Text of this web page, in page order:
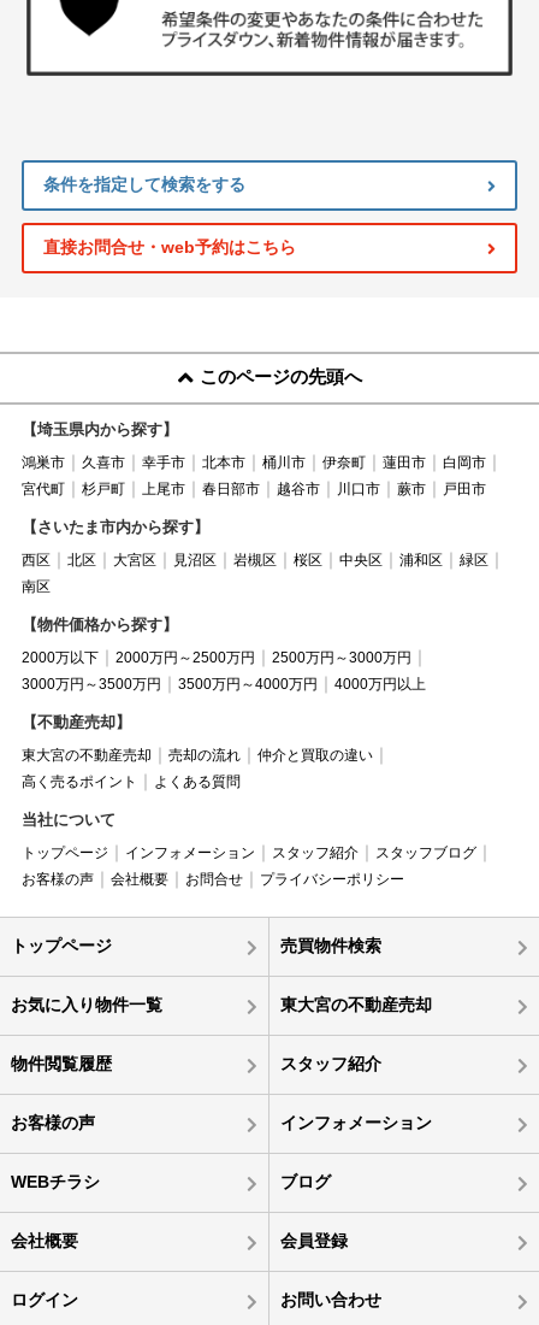
条件を指定して検索をする
直接お問合せ・web予約はこちら
このページの先頭へ
【埼玉県内から探す】
鴻巣市 久喜市 幸手市 北本市 桶川市 伊奈町 蓮田市
白岡市
宮代町
杉戸町 上尾市 春日部市 越谷市 川口市 蕨市 戸田市
【さいたま市内から探す】
西区 北区 大宮区 見沼区 岩槻区 桜区 中央区 浦和区
緑区
南区
【物件価格から探す】
2000万以下 2000万円～2500万円
2500万円～3000万円
3000万円～3500万円
3500万円～4000万円 4000万円以上
【不動産売却】
東大宮の不動産売却 売却の流れ
仲介と買取の違い
高く売るポイント
よくある質問
当社について
トップページ インフォメーション スタッフ紹介
スタッフブログ
お客様の声
会社概要 お問合せ プライバシーポリシー
トップページ 売買物件検索
お気に入り物件一覧 東大宮の不動産売却
物件閲覧履歴 スタッフ紹介
お客様の声 インフォメーション
WEBチラシ ブログ
会社概要 会員登録
ログイン お問い合わせ